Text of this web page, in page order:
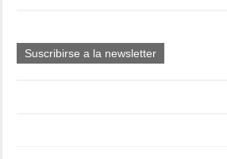
Suscribirse a la newsletter